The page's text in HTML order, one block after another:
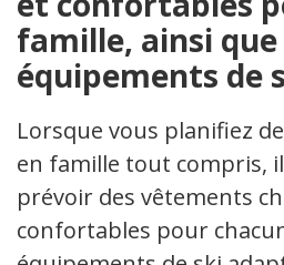
famille, ainsi que
équipements de
Lorsque vous planifiez
en famille tout compris,
prévoir des vêtements
confortables pour